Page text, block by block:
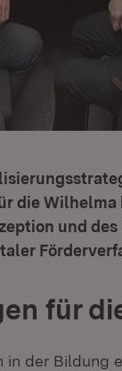
die
und
für
der Bildung